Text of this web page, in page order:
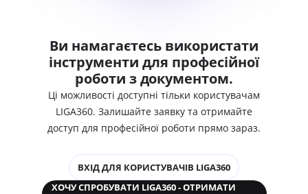
Ви намагаєтесь використати
інструменти для професійної
роботи з документом.
Ці можливості доступні тільки користувачам
LIGA360. Залишайте заявку та отримайте
доступ для професійної роботи прямо зараз.
ВХІД ДЛЯ КОРИСТУВАЧІВ LIGA360
ХОЧУ СПРОБУВАТИ LIGA360 - ОТРИМАТИ